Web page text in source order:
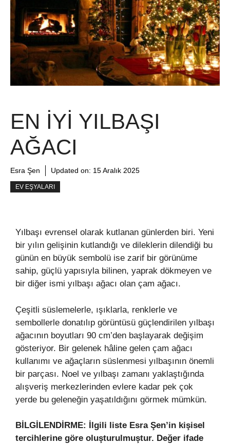
EN İYI YILBAŞI
AĞACI
Esra Şen Updated on: 15 Aralık 2025
EV EŞYALARI
Yılbaşı evrensel olarak kutlanan günlerden biri. Yeni
bir yılın gelişinin kutlandığı ve dileklerin dilendiği bu
günün en büyük sembolü ise zarif bir görünüme
sahip, güçlü yapısıyla bilinen, yaprak dökmeyen ve
bir diğer ismi yılbaşı ağacı olan çam ağacı.
Çeşitli süslemelerle, ışıklarla, renklerle ve
sembollerle donatılıp görüntüsü güçlendirilen yılbaşı
ağacının boyutları 90 cm’den başlayarak değişim
gösteriyor. Bir gelenek hâline gelen çam ağacı
kullanımı ve ağaçların süslenmesi yılbaşının önemli
bir parçası. Noel ve yılbaşı zamanı yaklaştığında
alışveriş merkezlerinden evlere kadar pek çok
yerde bu geleneğin yaşatıldığını görmek mümkün.
BİLGİLENDİRME: İlgili liste Esra Şen’in kişisel
tercihlerine göre oluşturulmuştur. Değer ifade